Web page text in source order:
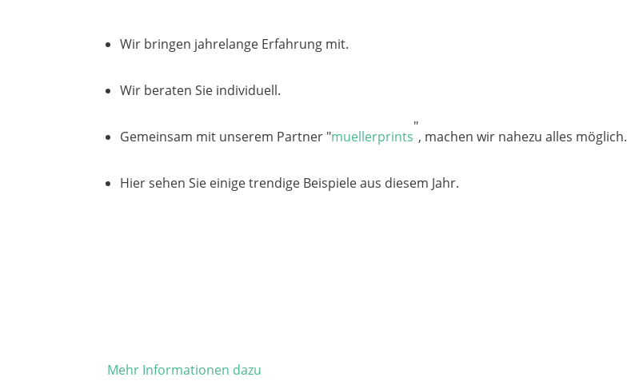
Wir bringen jahrelange Erfahrung mit.
Wir beraten Sie individuell.
Gemeinsam mit unserem Partner "muellerprints
"
, machen wir nahezu alles möglich.
Hier sehen Sie einige trendige Beispiele aus diesem Jahr.
Mehr Informationen dazu